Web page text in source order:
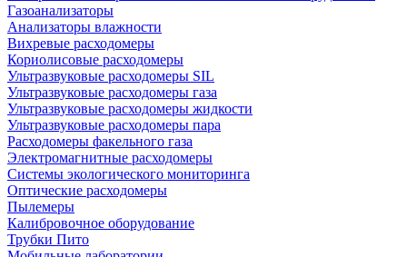
Газоанализаторы
Анализаторы влажности
Вихревые расходомеры
Кориолисовые расходомеры
Ультразвуковые расходомеры SIL
Ультразвуковые расходомеры газа
Ультразвуковые расходомеры жидкости
Ультразвуковые расходомеры пара
Расходомеры факельного газа
Электромагнитные расходомеры
Системы экологического мониторинга
Оптические расходомеры
Пылемеры
Калибровочное оборудование
Трубки Пито